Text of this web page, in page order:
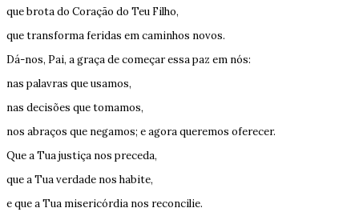
que brota do Coração do Teu Filho,
que transforma feridas em caminhos novos.
Dá-nos, Pai, a graça de começar essa paz em nós:
nas palavras que usamos,
nas decisões que tomamos,
nos abraços que negamos; e agora queremos oferecer.
Que a Tua justiça nos preceda,
que a Tua verdade nos habite,
e que a Tua misericórdia nos reconcilie.